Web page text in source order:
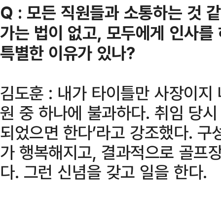
Q : 모든 직원들과 소통하는 것
가는 법이 없고, 모두에게 인사
특별한 이유가 있나?
김도훈 : 내가 타이틀만 사장이
원 중 하나에 불과하다. 취임 당
되었으면 한다’라고 강조했다.
가 행복해지고, 결과적으로 골프
다. 그런 신념을 갖고 일을 한다.